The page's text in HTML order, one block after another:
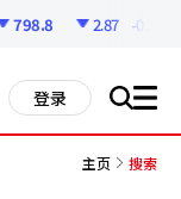
798.8 2.87 -0.36%
登录 搜 all
主页 搜索